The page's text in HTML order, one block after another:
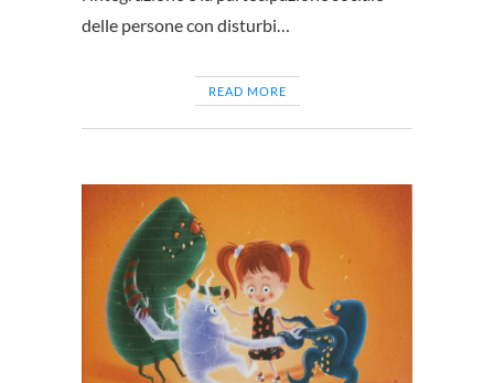
delle persone con disturbi…
READ MORE